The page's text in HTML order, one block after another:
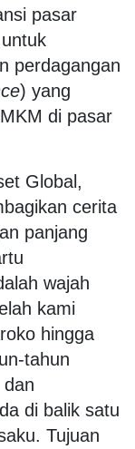
pasar
perdagangan
) yang
di pasar
Global,
cerita
panjang
wajah
kami
hingga
tahun
di balik satu
Tujuan